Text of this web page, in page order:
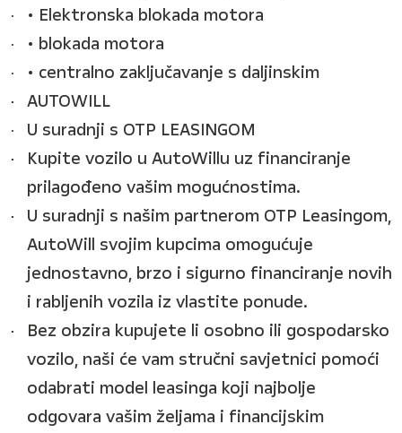
• Elektronska blokada motora
• blokada motora
• centralno zaključavanje s daljinskim
AUTOWILL
U suradnji s OTP LEASINGOM
Kupite vozilo u AutoWillu uz financiranje
prilagođeno vašim mogućnostima.
U suradnji s našim partnerom OTP Leasingom,
AutoWill svojim kupcima omogućuje
jednostavno, brzo i sigurno financiranje novih
i rabljenih vozila iz vlastite ponude.
Bez obzira kupujete li osobno ili gospodarsko
vozilo, naši će vam stručni savjetnici pomoći
odabrati model leasinga koji najbolje
odgovara vašim željama i financijskim